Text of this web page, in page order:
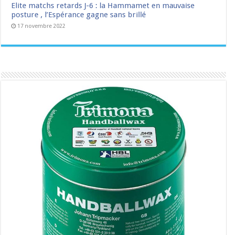
Elite matchs retards J-6 : la Hammamet en mauvaise
posture , l’Espérance gagne sans brillé
17 novembre 2022